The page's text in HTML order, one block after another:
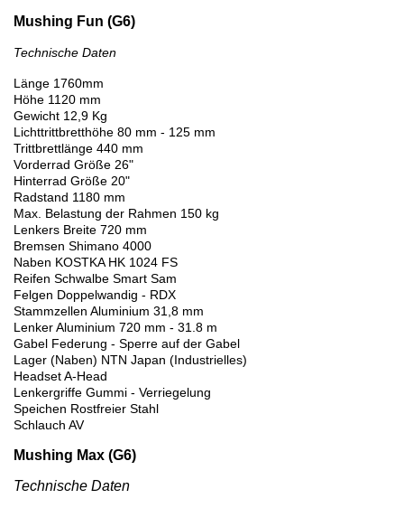
Mushing Fun (G6)
Technische Daten
Länge 1760mm
Höhe 1120 mm
Gewicht 12,9 Kg
Lichttrittbretthöhe 80 mm - 125 mm
Trittbrettlänge 440 mm
Vorderrad Größe 26"
Hinterrad Größe 20"
Radstand 1180 mm
Max. Belastung der Rahmen 150 kg
Lenkers Breite 720 mm
Bremsen Shimano 4000
Naben KOSTKA HK 1024 FS
Reifen Schwalbe Smart Sam
Felgen Doppelwandig - RDX
Stammzellen Aluminium 31,8 mm
Lenker Aluminium 720 mm - 31.8 m
Gabel Federung - Sperre auf der Gabel
Lager (Naben) NTN Japan (Industrielles)
Headset A-Head
Lenkergriffe Gummi - Verriegelung
Speichen Rostfreier Stahl
Schlauch AV
Mushing Max (G6)
Technische Daten